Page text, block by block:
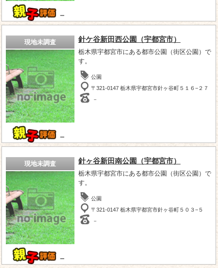
－
現地未調査
－
針ケ谷新田西公園（宇都宮市）
栃木県宇都宮市にある都市公園（街区公園）で
す。
公園
〒321-0147 栃木県宇都宮市針ヶ谷町５１６−２７
－
現地未調査
－
針ヶ谷新田南公園（宇都宮市）
栃木県宇都宮市にある都市公園（街区公園）で
す。
公園
〒321-0147 栃木県宇都宮市針ヶ谷町５０３−５
－